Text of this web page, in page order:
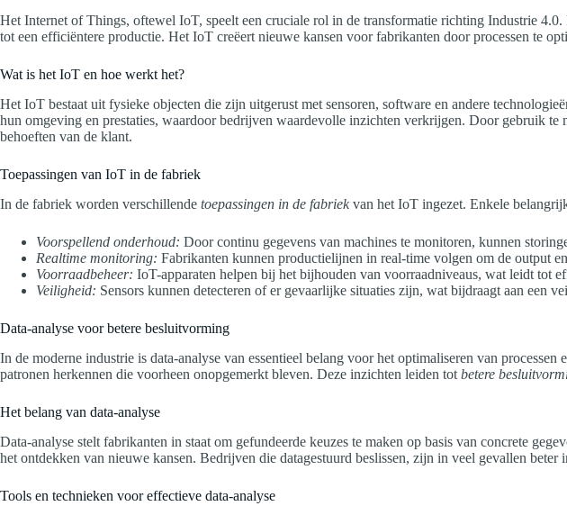
Het Internet of Things, oftewel IoT, speelt een cruciale rol in de transformatie richting Industrie
tot een efficiëntere productie. Het IoT creëert nieuwe kansen voor fabrikanten door processen te
Wat is het IoT en hoe werkt het?
Het IoT bestaat uit fysieke objecten die zijn uitgerust met sensoren, software en andere
hun omgeving en prestaties, waardoor bedrijven waardevolle inzichten verkrijgen. Door gebruik
behoeften van de klant.
Toepassingen van IoT in de fabriek
In de fabriek worden verschillende toepassingen in de fabriekvan het IoT ingezet. Enkele
Voorspellend onderhoud: Door continu gegevens van machines te monitoren, kunnen
Realtime monitoring: Fabrikanten kunnen productielijnen in real-time volgen om de output
Voorraadbeheer: IoT-apparaten helpen bij het bijhouden van voorraadniveaus, wat leidt tot
Veiligheid: Sensors kunnen detecteren of er gevaarlijke situaties zijn, wat bijdraagt aan een
Data-analyse voor betere besluitvorming
In de moderne industrie is data-analyse van essentieel belang voor het optimaliseren van
patronen herkennen die voorheen onopgemerkt bleven. Deze inzichten leiden tot betere
Het belang van data-analyse
Data-analyse stelt fabrikanten in staat om gefundeerde keuzes te maken op basis van concrete
het ontdekken van nieuwe kansen. Bedrijven die datagestuurd beslissen, zijn in veel gevallen
Tools en technieken voor effectieve data-analyse